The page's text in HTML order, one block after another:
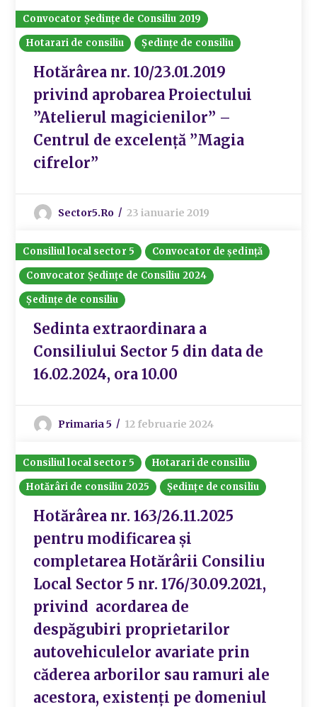
Convocator Ședințe de Consiliu 2019
Hotarari de consiliu
Ședințe de consiliu
Hotărârea nr. 10/23.01.2019
privind aprobarea Proiectului
”Atelierul magicienilor” –
Centrul de excelență ”Magia
cifrelor”
Sector5.ro 23 ianuarie 2019
Consiliul local sector 5
Convocator de ședință
Convocator Ședințe de Consiliu 2024
Ședințe de consiliu
Sedinta extraordinara a
Consiliului Sector 5 din data de
16.02.2024, ora 10.00
Primaria 5 12 februarie 2024
Consiliul local sector 5
Hotarari de consiliu
Hotărâri de consiliu 2025
Ședințe de consiliu
Hotărârea nr. 163/26.11.2025
pentru modificarea și
completarea Hotărârii Consiliu
Local Sector 5 nr. 176/30.09.2021,
privind acordarea de
despăgubiri proprietarilor
autovehiculelor avariate prin
căderea arborilor sau ramuri ale
acestora, existenți pe domeniul